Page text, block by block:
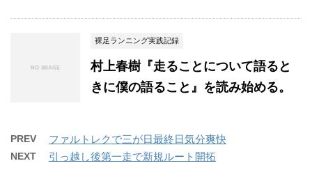
裸足ランニング実践記録
村上春樹『走ることについて語ると
きに僕の語ること』を読み始める。
PREV ファルトレクで三が日最終日気分爽快
NEXT 引っ越し後第一走で新規ルート開拓